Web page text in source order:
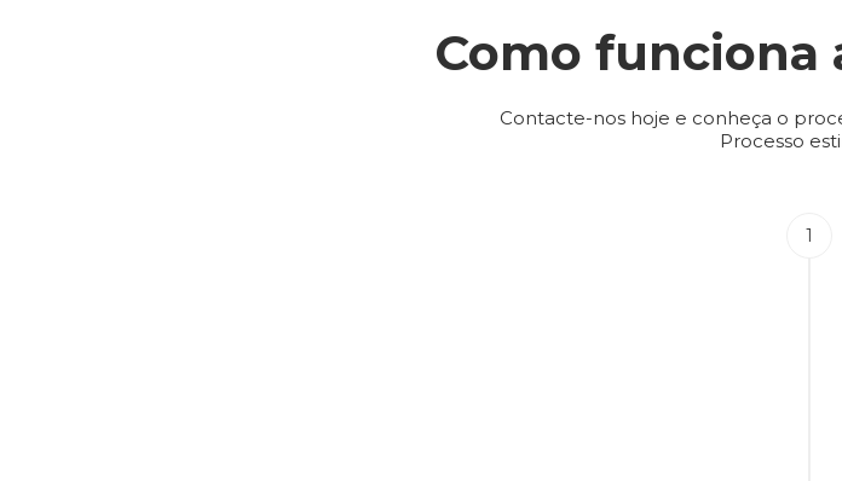
Como funciona
Contacte-nos hoje e conheça o
Processo